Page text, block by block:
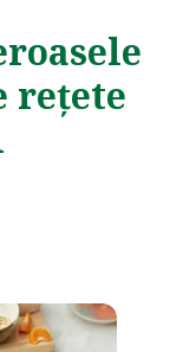
rețete